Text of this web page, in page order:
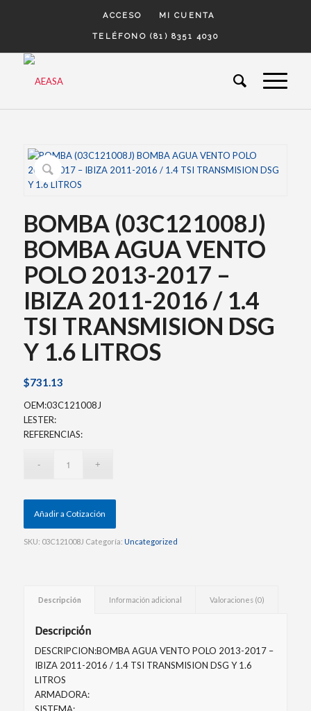
ACCESO MI CUENTA
TELÉFONO (81) 8351 4030
BOMBA (03C121008J)
BOMBA AGUA VENTO
POLO 2013-2017 –
IBIZA 2011-2016 / 1.4
TSI TRANSMISION DSG
Y 1.6 LITROS
$731.13
OEM:03C121008J
LESTER:
REFERENCIAS:
Añadir a Cotización
SKU: 03C121008J Categoría: Uncategorized
Descripción Información adicional Valoraciones (0)
Descripción
DESCRIPCION:BOMBA AGUA VENTO POLO 2013-2017 –
IBIZA 2011-2016 / 1.4 TSI TRANSMISION DSG Y 1.6
LITROS
ARMADORA: